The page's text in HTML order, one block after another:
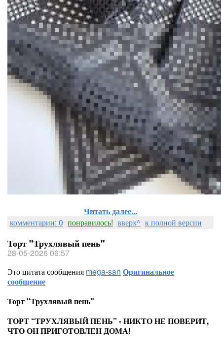
Читать далее...
комментарии: 0 понравилось! вверх^ к полной версии
Торт "Трухлявый пень"
28-05-2026 06:57
Это цитата сообщения mega-san Оригинальное
сообщение
Торт "Трухлявый пень"
ТОРТ “ТРУХЛЯВЫЙ ПЕНЬ” - НИКТО НЕ ПОВЕРИТ,
ЧТО ОН ПРИГОТОВЛЕН ДОМА!